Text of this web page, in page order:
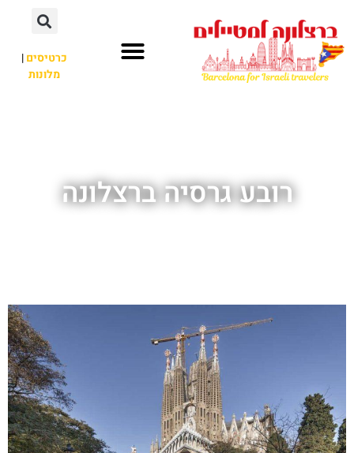
כרטיסים|
מלונות
רובע גרסיה ברצלונה